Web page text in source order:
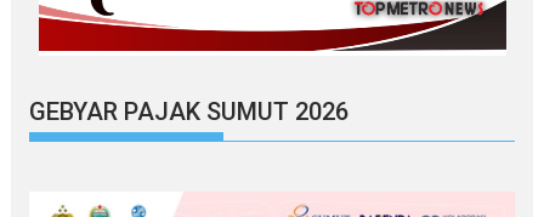
GEBYAR PAJAK SUMUT 2026